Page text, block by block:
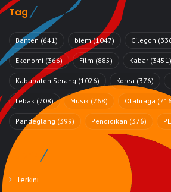
Tag
Banten (641) biem(1047) Cilegon
Ekonomi (366) Film (885) Kabar (3451)
Kabupaten Serang (1026) Korea (376)
Lebak (708) Musik (768) Olahraga
Pandeglang (399) Pendidikan (376)
Rubrik
Terkini